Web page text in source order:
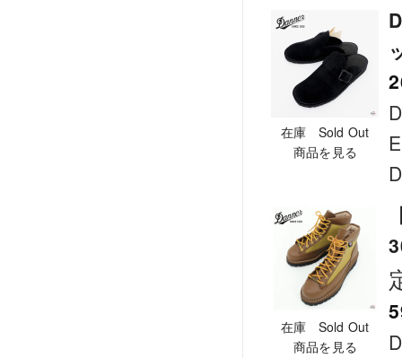
在庫 Sold Out
商品を見る
在庫 Sold Out
商品を見る